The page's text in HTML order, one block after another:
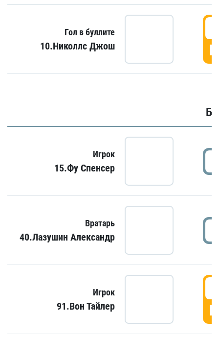
Гол в буллите
10.Николлс Джош
Игрок
15.Фу Спенсер
Вратарь
40.Лазушин Александр
Игрок
91.Вон Тайлер